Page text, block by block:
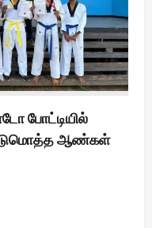
போட்டியில்
ஆண்கள்